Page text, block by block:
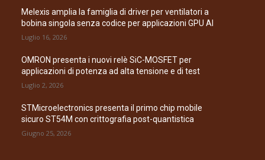
Melexis amplia la famiglia di driver per ventilatori a
bobina singola senza codice per applicazioni GPU AI
Luglio 16, 2026
OMRON presenta i nuovi relè SiC-MOSFET per
applicazioni di potenza ad alta tensione e di test
Luglio 2, 2026
STMicroelectronics presenta il primo chip mobile
sicuro ST54M con crittografia post-quantistica
Giugno 25, 2026